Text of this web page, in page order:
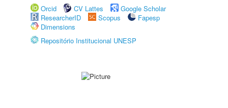
Orcid
CV Lattes
Google Scholar
ResearcherID
Scopus
Fapesp
Dimensions
Repositório Institucional UNESP